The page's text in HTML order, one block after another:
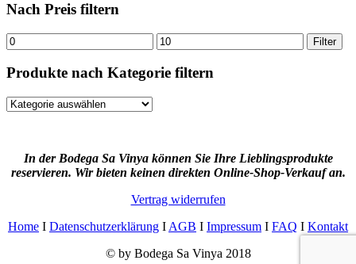
Nach Preis filtern
Min.
Preis
Max.
Preis
Filter
Produkte nach Kategorie filtern
In der Bodega Sa Vinya können Sie Ihre Lieblingsprodukte
reservieren. Wir bieten keinen direkten Online-Shop-Verkauf an.
Vertrag widerrufen
Home I Datenschutzerklärung I AGB I Impressum I FAQ I Kontakt
© by Bodega Sa Vinya 2018